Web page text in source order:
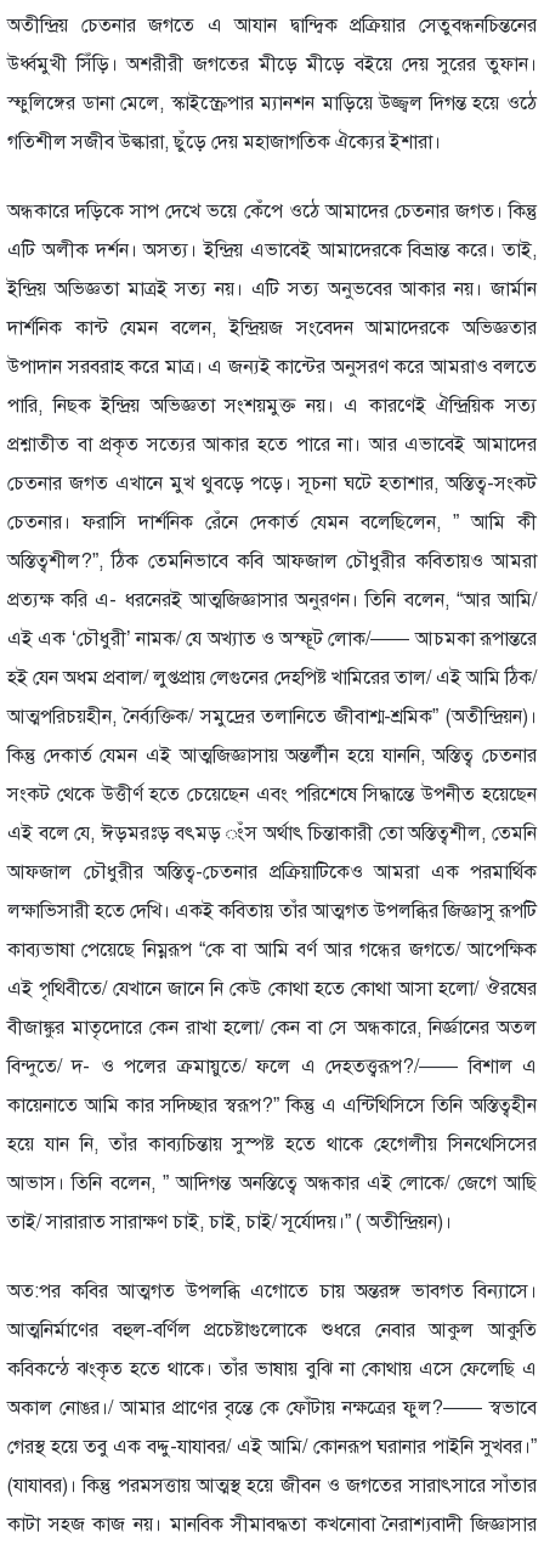
অতীন্দ্রিয় চেতনার জগতে এ আযান দ্বান্দ্বিক প্রক্রিয়ার সেতুবন্ধনচিন্তনের
উর্ধ্বমুখী সিঁড়ি। অশরীরী জগতের মীড়ে মীড়ে বইয়ে দেয় সুরের তুফান।
স্ফুলিঙ্গের ডানা মেলে, স্কাইস্ক্রেপার ম্যানশন মাড়িয়ে উজ্জ্বল দিগন্ত হয়ে ওঠে
গতিশীল সজীব উল্কারা, ছুঁড়ে দেয় মহাজাগতিক ঐক্যের ইশারা।
অন্ধকারে দড়িকে সাপ দেখে ভয়ে কেঁপে ওঠে আমাদের চেতনার জগত। কিন্তু
এটি অলীক দর্শন। অসত্য। ইন্দ্রিয় এভাবেই আমাদেরকে বিভ্রান্ত করে। তাই,
ইন্দ্রিয় অভিজ্ঞতা মাত্রই সত্য নয়। এটি সত্য অনুভবের আকার নয়। জার্মান
দার্শনিক কান্ট যেমন বলেন, ইন্দ্রিয়জ সংবেদন আমাদেরকে অভিজ্ঞতার
উপাদান সরবরাহ করে মাত্র। এ জন্যই কান্টের অনুসরণ করে আমরাও বলতে
পারি, নিছক ইন্দ্রিয় অভিজ্ঞতা সংশয়মুক্ত নয়। এ কারণেই ঐন্দ্রিয়িক সত্য
প্রশ্নাতীত বা প্রকৃত সত্যের আকার হতে পারে না। আর এভাবেই আমাদের
চেতনার জগত এখানে মুখ থুবড়ে পড়ে। সূচনা ঘটে হতাশার, অস্তিত্ব-সংকট
চেতনার। ফরাসি দার্শনিক রেঁনে দেকার্ত যেমন বলেছিলেন, ” আমি কী
অস্তিত্বশীল?”, ঠিক তেমনিভাবে কবি আফজাল চৌধুরীর কবিতায়ও আমরা
প্রত্যক্ষ করি এ- ধরনেরই আত্মজিজ্ঞাসার অনুরণন। তিনি বলেন, “আর আমি/
এই এক ‘চৌধুরী’ নামক/ যে অখ্যাত ও অস্ফূট লোক/—— আচমকা রূপান্তরে
হই যেন অধম প্রবাল/ লুপ্তপ্রায় লেগুনের দেহপিষ্ট খামিরের তাল/ এই আমি ঠিক/
আত্মপরিচয়হীন, নৈর্ব্যক্তিক/ সমুদ্রের তলানিতে জীবাশ্ম-শ্রমিক” (অতীন্দ্রিয়ন)।
কিন্তু দেকার্ত যেমন এই আত্মজিজ্ঞাসায় অন্তর্লীন হয়ে যাননি, অস্তিত্ব চেতনার
সংকট থেকে উত্তীর্ণ হতে চেয়েছেন এবং পরিশেষে সিদ্ধান্তে উপনীত হয়েছেন
এই বলে যে, ঈড়মরঃড় বৎমড় ংঁস অর্থাৎ চিন্তাকারী তো অস্তিত্বশীল, তেমনি
আফজাল চৌধুরীর অস্তিত্ব-চেতনার প্রক্রিয়াটিকেও আমরা এক পরমার্থিক
লক্ষাভিসারী হতে দেখি। একই কবিতায় তাঁর আত্মগত উপলব্ধির জিজ্ঞাসু রূপটি
কাব্যভাষা পেয়েছে নিম্নরূপ “কে বা আমি বর্ণ আর গন্ধের জগতে/ আপেক্ষিক
এই পৃথিবীতে/ যেখানে জানে নি কেউ কোথা হতে কোথা আসা হলো/ ঔরষের
বীজাঙ্কুর মাতৃদোরে কেন রাখা হলো/ কেন বা সে অন্ধকারে, নির্জ্ঞানের অতল
বিন্দুতে/ দ- ও পলের ক্রমায়ুতে/ ফলে এ দেহতত্ত্বরূপ?/—— বিশাল এ
কায়েনাতে আমি কার সদিচ্ছার স্বরূপ?” কিন্তু এ এন্টিথিসিসে তিনি অস্তিত্বহীন
হয়ে যান নি, তাঁর কাব্যচিন্তায় সুস্পষ্ট হতে থাকে হেগেলীয় সিনথেসিসের
আভাস। তিনি বলেন, ” আদিগন্ত অনস্তিত্বে অন্ধকার এই লোকে/ জেগে আছি
তাই/ সারারাত সারাক্ষণ চাই, চাই, চাই/ সূর্যোদয়।” ( অতীন্দ্রিয়ন)।
অত:পর কবির আত্মগত উপলব্ধি এগোতে চায় অন্তরঙ্গ ভাবগত বিন্যাসে।
আত্মনির্মাণের বহুল-বর্ণিল প্রচেষ্টাগুলোকে শুধরে নেবার আকুল আকুতি
কবিকন্ঠে ঝংকৃত হতে থাকে। তাঁর ভাষায় বুঝি না কোথায় এসে ফেলেছি এ
অকাল নোঙর।/ আমার প্রাণের বৃন্তে কে ফোঁটায় নক্ষত্রের ফুল?—— স্বভাবে
গেরস্থ হয়ে তবু এক বদ্দু-যাযাবর/ এই আমি/ কোনরূপ ঘরানার পাইনি সুখবর।”
(যাযাবর)। কিন্তু পরমসত্তায় আত্মস্থ হয়ে জীবন ও জগতের সারাৎসারে সাঁতার
কাটা সহজ কাজ নয়। মানবিক সীমাবদ্ধতা কখনোবা নৈরাশ্যবাদী জিজ্ঞাসার